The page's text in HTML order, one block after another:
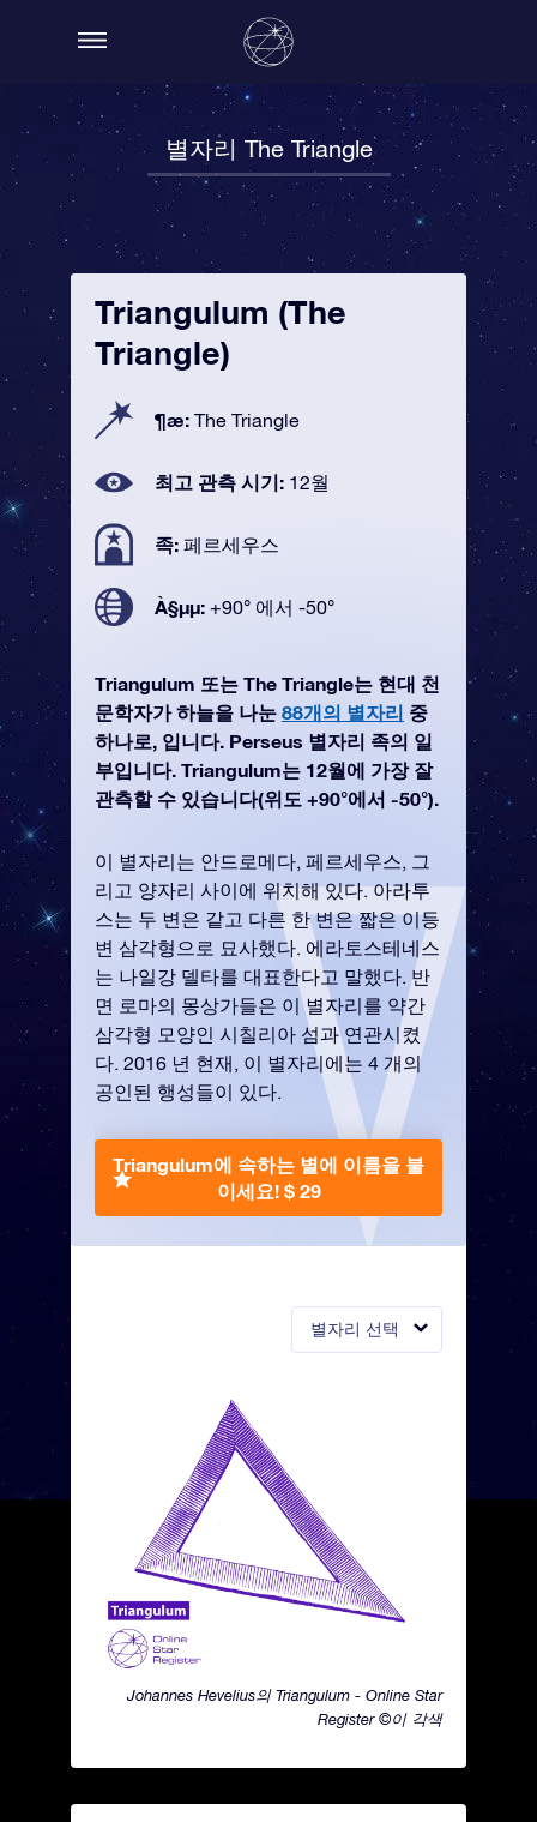
별자리 The Triangle
별자리 선택
Johannes Hevelius의 Triangulum - Online Star
Register ©이 각색
Triangulum (The
Triangle)
¶æ: The Triangle
최고 관측 시기: 12월
족: 페르세우스
À§µµ: +90° 에서 -50°
Triangulum 또는 The Triangle는 현대 천
문학자가 하늘을 나눈 88개의 별자리 중
하나로, 입니다. Perseus 별자리 족의 일
부입니다. Triangulum는 12월에 가장 잘
관측할 수 있습니다(위도 +90°에서 -50°).
이 별자리는 안드로메다, 페르세우스, 그
리고 양자리 사이에 위치해 있다. 아라투
스는 두 변은 같고 다른 한 변은 짧은 이등
변 삼각형으로 묘사했다. 에라토스테네스
는 나일강 델타를 대표한다고 말했다. 반
면 로마의 몽상가들은 이 별자리를 약간
삼각형 모양인 시칠리아 섬과 연관시켰
다. 2016 년 현재, 이 별자리에는 4 개의
공인된 행성들이 있다.
Triangulum에 속하는 별에 이름을 붙
이세요! $ 29